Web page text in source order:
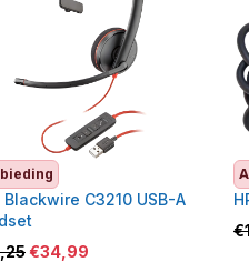
Blackwire C3210 USB-A
€34,99
€